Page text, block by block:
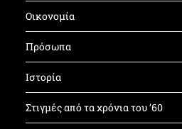
Οικονομία
Πρόσωπα
Ιστορία
Στιγμές από τα χρόνια του ’60